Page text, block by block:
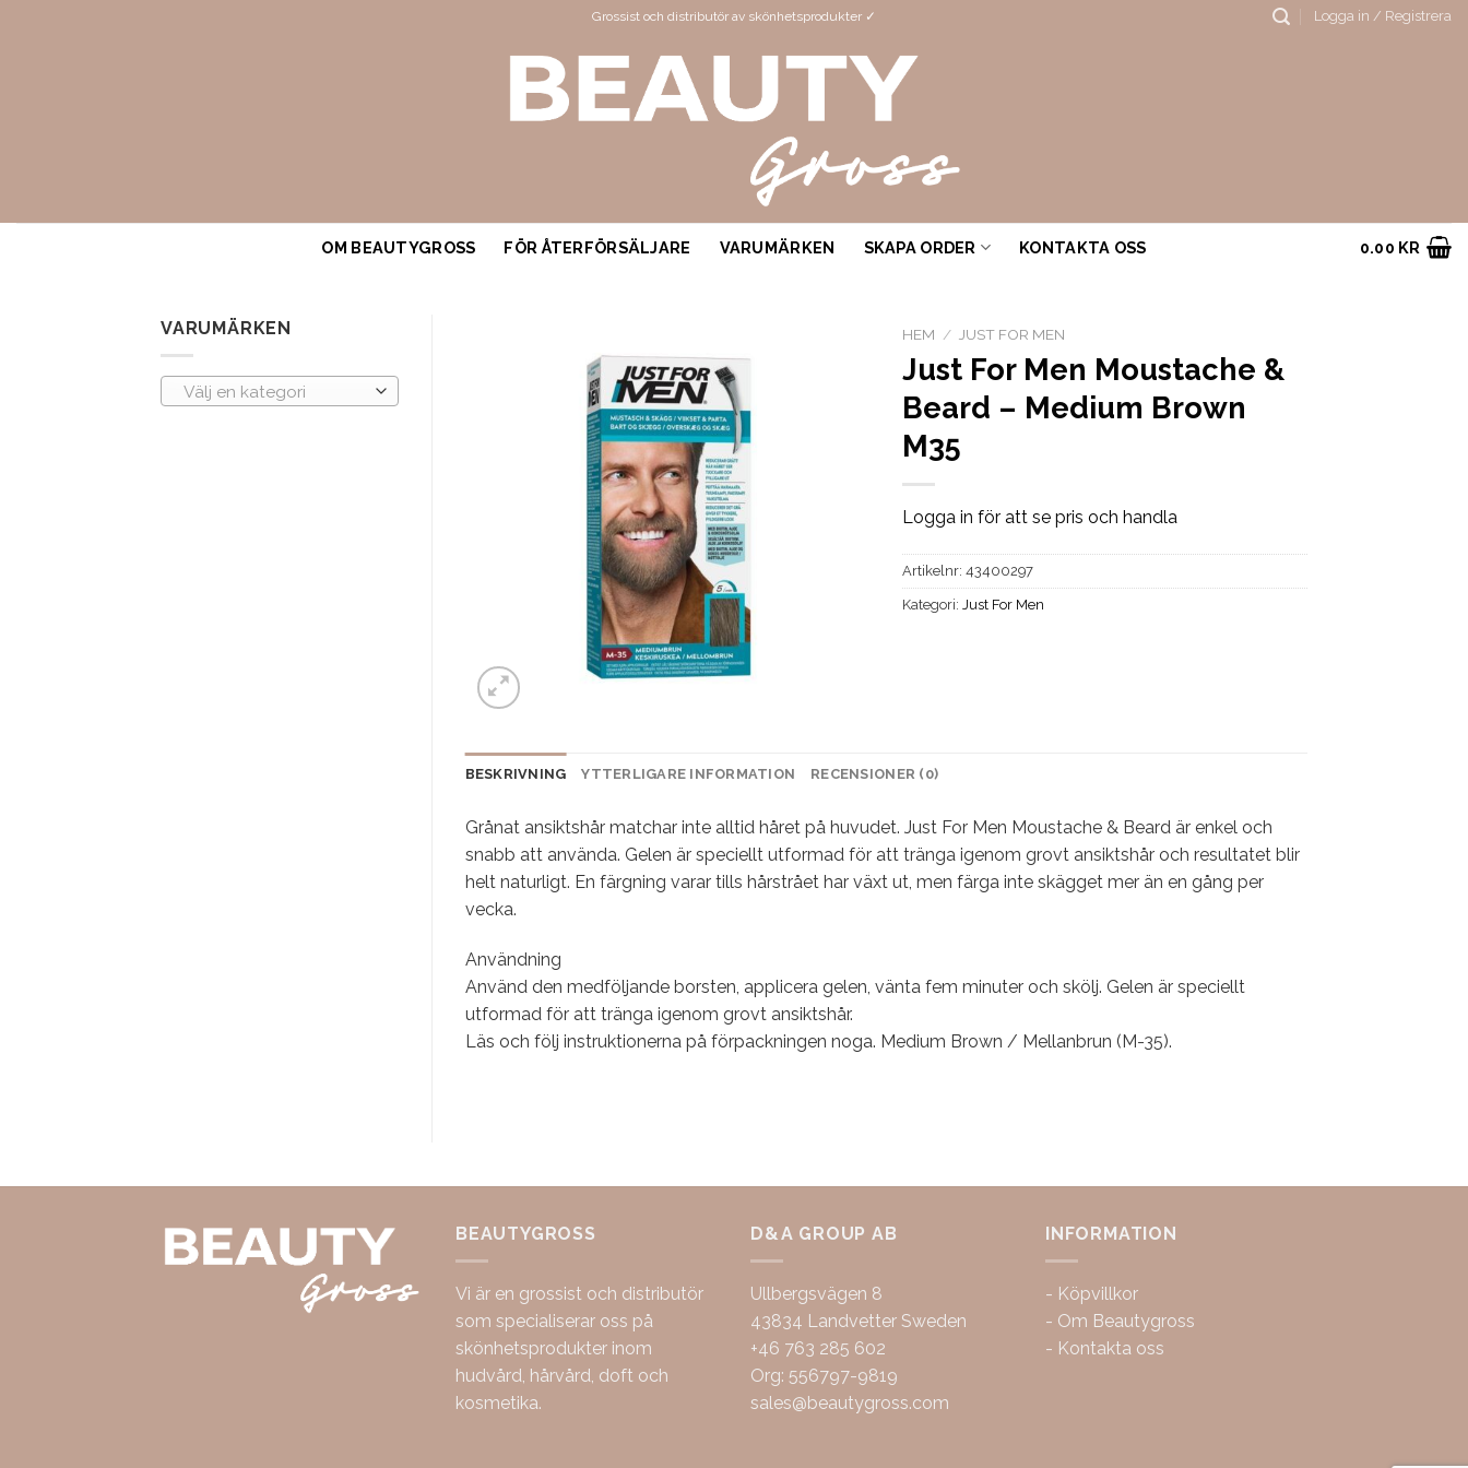
Grossist och distributör av skönhetsprodukter ✓ Logga in / Registrera
OM BEAUTYGROSS FÖR ÅTERFÖRSÄLJARE VARUMÄRKEN SKAPA ORDER KONTAKTA OSS 0.00 KR
VARUMÄRKEN
Välj en kategori
HEM / JUST FOR MEN
Just For Men Moustache &
Beard – Medium Brown
M35
Logga in för att se pris och handla
Artikelnr:43400297
Kategori:Just For Men
BESKRIVNING YTTERLIGARE INFORMATION RECENSIONER (0)
Grånat ansiktshår matchar inte alltid håret på huvudet. Just For Men Moustache & Beard är enkel och
snabb att använda. Gelen är speciellt utformad för att tränga igenom grovt ansiktshår och resultatet blir
helt naturligt. En färgning varar tills hårstrået har växt ut, men färga inte skägget mer än en gång per
vecka.
Användning
Använd den medföljande borsten, applicera gelen, vänta fem minuter och skölj. Gelen är speciellt
utformad för att tränga igenom grovt ansiktshår.
Läs och följ instruktionerna på förpackningen noga. Medium Brown / Mellanbrun (M-35).
BEAUTYGROSS
Vi är en grossist och distributör
som specialiserar oss på
skönhetsprodukter inom
hudvård, hårvård, doft och
kosmetika.
D&A GROUP AB
Ullbergsvägen 8
43834 Landvetter Sweden
+46 763 285 602
Org: 556797-9819
sales@beautygross.com
INFORMATION
- Köpvillkor
- Om Beautygross
- Kontakta oss